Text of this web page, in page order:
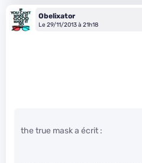
Obelixator
Le 29/11/2013 à 21h18
the true mask a écrit :